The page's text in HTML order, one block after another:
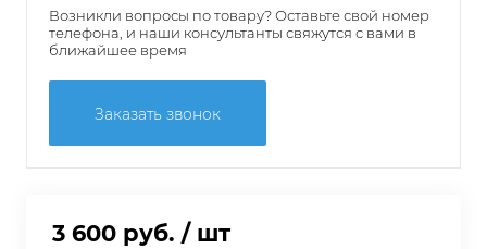
Возникли вопросы по товару? Оставьте свой номер
телефона, и наши консультанты свяжутся с вами в
ближайшее время
Заказать звонок
3 600 руб. / шт